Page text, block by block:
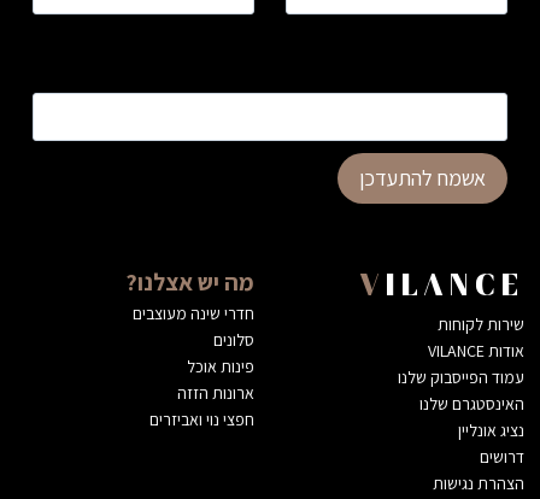
אשמח להתעדכן
VILANCE
שירות לקוחות
אודות VILANCE
עמוד הפייסבוק שלנו
האינסטגרם שלנו
נציג אונליין
דרושים
הצהרת נגישות
מה יש אצלנו?
חדרי שינה מעוצבים
סלונים
פינות אוכל
ארונות הזזה
חפצי נוי ואביזרים